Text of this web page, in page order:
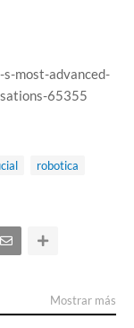
most-advanced-
65355
robotica
Mostrar más